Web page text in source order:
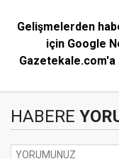
Gelişmelerden
için Google
Gazetekale.com'a
HABERE